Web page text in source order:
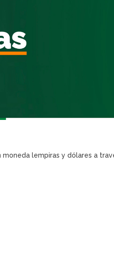
lempiras y dólares a